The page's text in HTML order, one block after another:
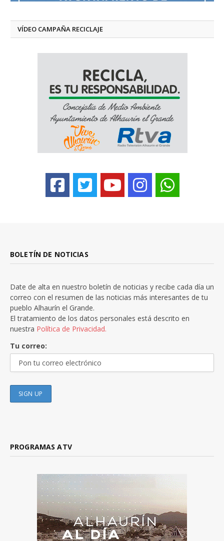
VÍDEO CAMPAÑA RECICLAJE
BOLETÍN DE NOTICIAS
Date de alta en nuestro boletín de noticias y recibe cada día un
correo con el resumen de las noticias más interesantes de tu
pueblo Alhaurín el Grande.
El tratamiento de los datos personales está descrito en
nuestra Política de Privacidad.
Tu correo:
PROGRAMAS ATV